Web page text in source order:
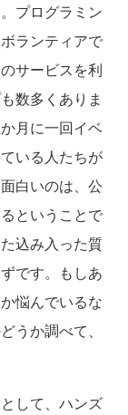
プログラミン
ランティアで
サービスを利
数多くありま
月に一回イベ
いる人たちが
白いのは、公
ということで
込み入った質
です。もしあ
悩んでいるな
うか調べて、
して、ハンズ